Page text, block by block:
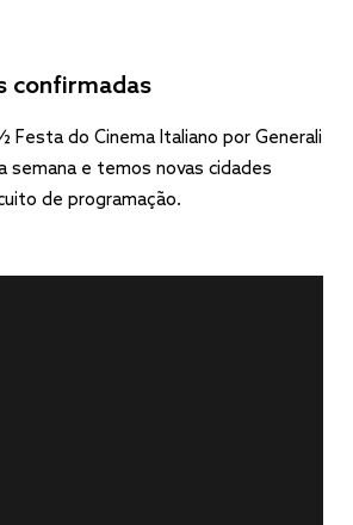
confirmadas
Festa do Cinema Italiano por Generali
semana e temos novas cidades
de programação.